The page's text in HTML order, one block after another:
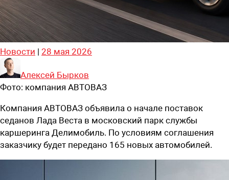
Новости | 28 мая 2026
Алексей Бырков
Фото: компания АВТОВАЗ
Компания АВТОВАЗ объявила о начале поставок
седанов Лада Веста в московский парк службы
каршеринга Делимобиль. По условиям соглашения
заказчику будет передано 165 новых автомобилей.